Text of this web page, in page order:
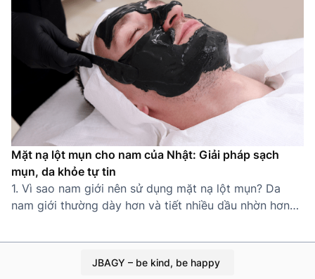
gò má, trán, mũi, quanh miệng, nám khiến […]
Mặt nạ lột mụn cho nam của Nhật: Giải pháp sạch
mụn, da khỏe tự tin
1. Vì sao nam giới nên sử dụng mặt nạ lột mụn? Da
nam giới thường dày hơn và tiết nhiều dầu nhờn hơn
thành mụn cám, mụn đầu đen. Thói quen sinh hoạt bận
rộn, ít chăm sóc da càng làm tình […]
JBAGY – be kind, be happy